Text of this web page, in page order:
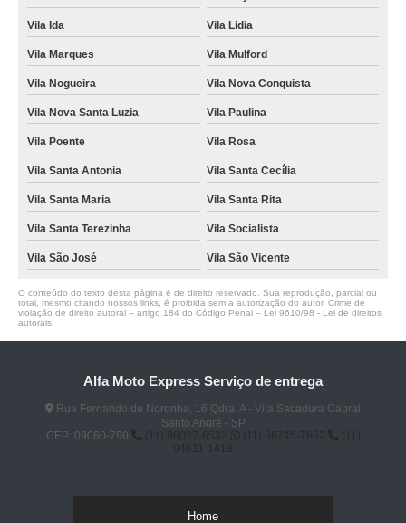
Vila Ida Vila Lidia
Vila Marques Vila Mulford
Vila Nogueira Vila Nova Conquista
Vila Nova Santa Luzia Vila Paulina
Vila Poente Vila Rosa
Vila Santa Antonia Vila Santa Cecília
Vila Santa Maria Vila Santa Rita
Vila Santa Terezinha Vila Socialista
Vila São José Vila São Vicente
O conteúdo do texto desta página é de direito reservado. Sua reprodução, parcial ou
total, mesmo citando nossos links, é proibida sem a autorização do autor. Crime de
violação de direito autoral – artigo 184 do Código Penal – Lei 9610/98 - Lei de direitos
autorais
Alfa Moto Express Serviço de entrega
Rua Fernando de Noronha, 16 Qdra. A - Vila Sacadura Cabral
Santo André - SP
CEP: 09060-790
(11) 96027-6532 (11) 96745-7662
(11)
94611-1418
Home